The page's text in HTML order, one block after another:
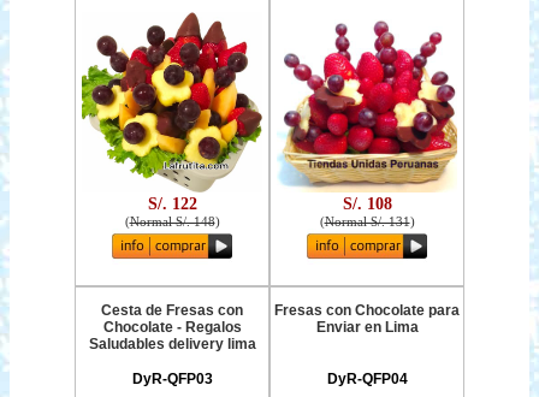
S/. 122
(Normal S/. 148)
S/. 108
(Normal S/. 131)
Cesta de Fresas con
Chocolate - Regalos
Saludables delivery lima
DyR-QFP03
Fresas con Chocolate para
Enviar en Lima
DyR-QFP04